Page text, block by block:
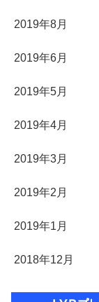
2019年8月
2019年6月
2019年5月
2019年4月
2019年3月
2019年2月
2019年1月
2018年12月